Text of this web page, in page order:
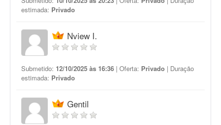
estimada: Privado
Nview I.
Submetido: 12/10/2025 às 16:36 | Oferta: Privado | Duração
estimada: Privado
Gentil